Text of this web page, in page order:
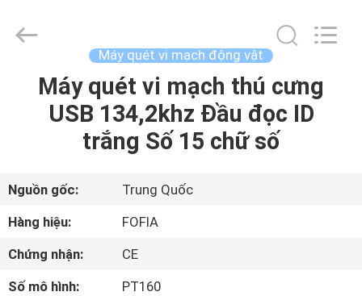
TRANG
SẢN
PHẨM
Technology
Máy quét vi mạch động vật
Máy quét vi mạch thú cưng
USB 134,2khz Đầu đọc ID
trắng Số 15 chữ số
Nguồn gốc:
Trung Quốc
Hàng hiệu:
FOFIA
Chứng nhận:
CE
Số mô hình:
PT160